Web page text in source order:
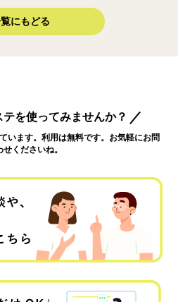
にもどる
を使ってみませんか？
います。利用は無料です。お気軽にお問
せくださいね。